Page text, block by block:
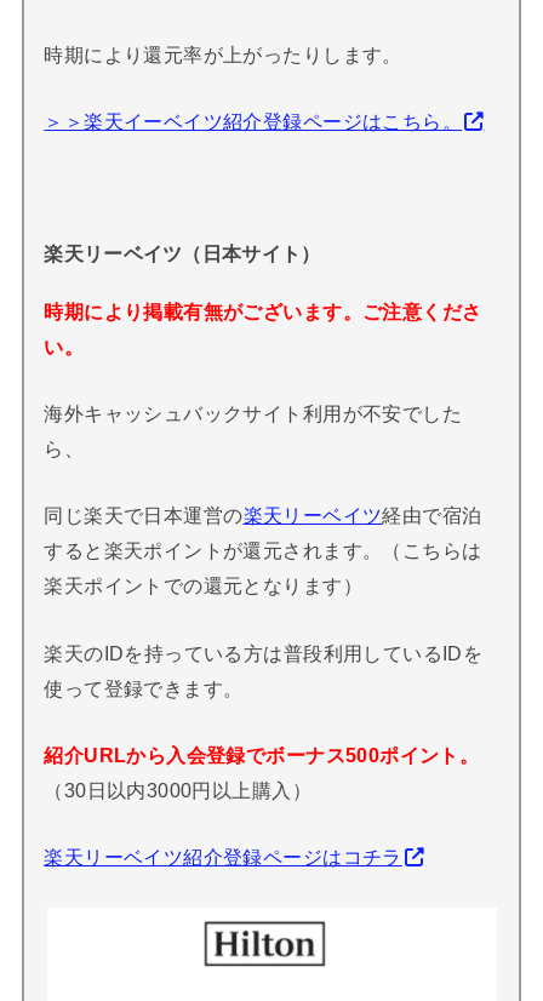
時期により還元率が上がったりします。
＞＞楽天イーベイツ紹介登録ページはこちら。
楽天リーベイツ（日本サイト）
時期により掲載有無がございます。ご注意くださ
い。
海外キャッシュバックサイト利用が不安でした
ら、
同じ楽天で日本運営の楽天リーベイツ経由で宿泊
すると楽天ポイントが還元されます。（こちらは
楽天ポイントでの還元となります）
楽天のIDを持っている方は普段利用しているIDを
使って登録できます。
紹介URLから入会登録でボーナス500ポイント。
（30日以内3000円以上購入）
楽天リーベイツ紹介登録ページはコチラ